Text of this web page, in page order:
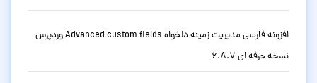
افزونه فارسی مدیریت زمینه دلخواه Advanced custom fields وردپرس
نسخه حرفه ای 6.8.7